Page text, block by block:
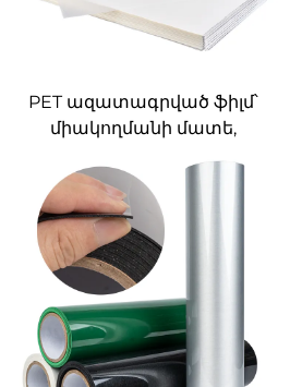
PET ազատագրված ֆիլմ՝
միակողմանի մատե,